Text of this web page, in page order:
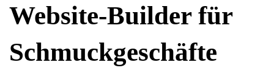
Website-Builder für
Schmuckgeschäfte